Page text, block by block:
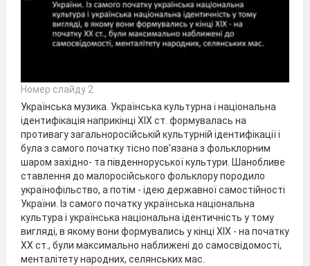
Номер слайду 2
Українська музика. Українська культурна і національна
ідентифікація наприкінці XIX ст. формувалась на
противагу загальноросійській культурній ідентифікації і
була з самого початку тісно пов'язана з фольклорним
шаром західно- та південноруської культури. Шанобливе
ставлення до малоросійського фольклору породило
українофільство, а потім - ідею державної самостійності
України. Із самого початку українська національна
культура і українська національна ідентичність у тому
вигляді, в якому вони формувались у кінці XIX - на початку
XX ст., були максимально наближені до самосвідомості,
менталітету народних, селянських мас.